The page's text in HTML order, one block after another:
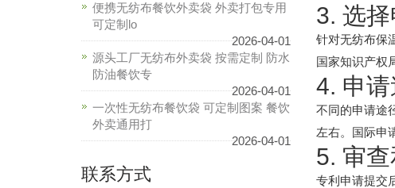
3. 选
针对无纺布保
国家知识产权
4. 申
不同的申请途
左右。国际申
5. 审
专利申请提交
便携无纺布餐饮外卖袋 外卖打包专用
可定制lo
2026-04-01
源头工厂无纺布外卖袋 按需定制 防水
防油餐饮专
2026-04-01
一次性无纺布餐饮袋 可定制图案 餐饮
外卖通用打
2026-04-01
联系方式